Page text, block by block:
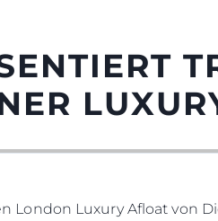
Luxury Afloat von